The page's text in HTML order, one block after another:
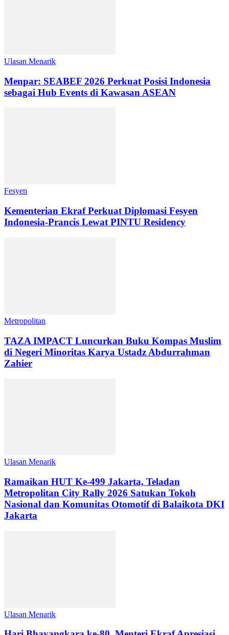
Ulasan Menarik
Menpar: SEABEF 2026 Perkuat Posisi Indonesia
sebagai Hub Events di Kawasan ASEAN
Fesyen
Kementerian Ekraf Perkuat Diplomasi Fesyen
Indonesia-Prancis Lewat PINTU Residency
Metropolitan
TAZA IMPACT Luncurkan Buku Kompas Muslim
di Negeri Minoritas Karya Ustadz Abdurrahman
Zahier
Ulasan Menarik
Ramaikan HUT Ke-499 Jakarta, Teladan
Metropolitan City Rally 2026 Satukan Tokoh
Nasional dan Komunitas Otomotif di Balaikota DKI
Jakarta
Ulasan Menarik